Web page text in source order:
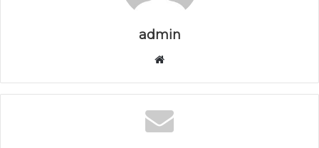
admin
ق
ع
ا